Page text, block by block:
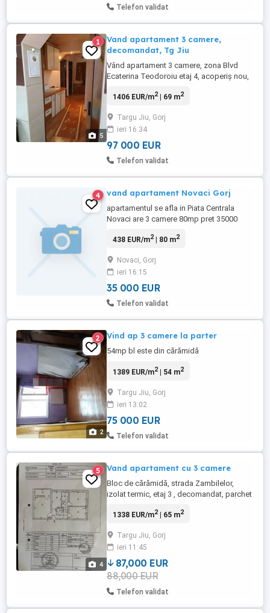
Telefon validat
5
1
Vand apartament 3 camere,
decomandat, Tg Jiu
Vând apartament 3 camere, zona Blvd
Ecaterina Teodoroiu etaj 4, acoperiș nou,
mobilat, termopane, gresie, faianță, 69
parcare, plătite pe 2026, zona liniștită, cu
stația de autobuz în apropiere, școală,
grădiniță si ...
1406 EUR/m2| 69 m2
Targu Jiu, Gorj
ieri 16:34
97 000 EUR
Telefon validat
4 vand apartament Novaci Gorj
apartamentul se afla in Piata Centrala
Novaci are 3 camere 80mp pret 35000
proprie, Etaj: Mansarda, Confort: 1,
etaj: 3, numar camere: 3, numar loc de
parcare: 2, numar bai: 1, suprafata utila:
80, anul constructiei: 2008
438 EUR/m2| 80 m2
Novaci, Gorj
ieri 16:15
35 000 EUR
Telefon validat
2
2 Vind ap 3 camere la parter
54mp bl este din cărămidă
1389 EUR/m2| 54 m2
Targu Jiu, Gorj
ieri 13:02
75 000 EUR
Telefon validat
4
5 Vand apartament cu 3 camere
Bloc de cărămidă, strada Zambilelor,
izolat termic, etaj 3 , decomandat, parchet
1338 EUR/m2| 65 m2
Targu Jiu, Gorj
ieri 11:45
87,000 EUR
88,000 EUR
Telefon validat